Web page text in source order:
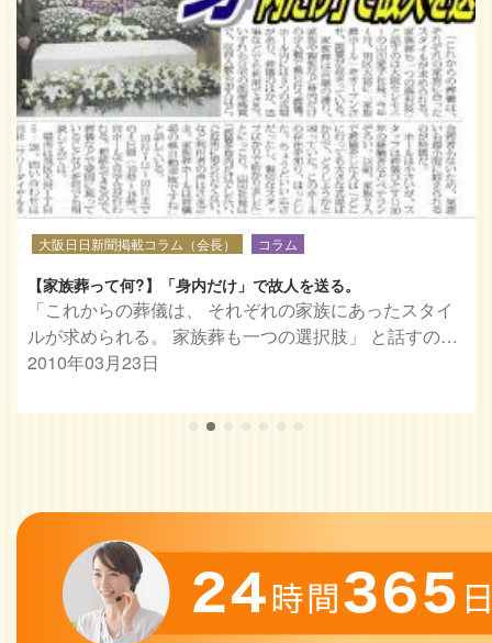
大阪日日新聞掲載コラム（会長） コラム
【家族葬って何?】「身内だけ」で故人を送る。
「これからの葬儀は、 それぞれの家族にあったスタイ
ルが求められる。 家族葬も一つの選択肢」 と話すの…
2010年03月23日